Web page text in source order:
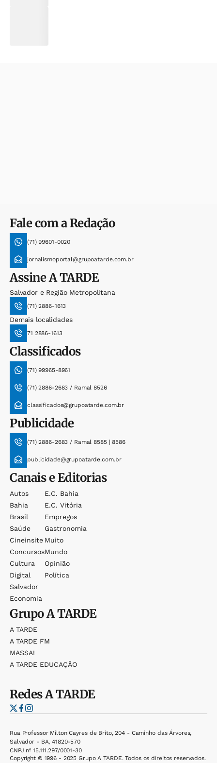
Fale com a Redação
(71) 99601-0020
jornalismoportal@grupoatarde.com.br
AssineA TARDE
Salvador e Região Metropolitana
(71) 2886-1613
Demais localidades
71 2886-1613
Classificados
(71) 99965-8961
(71) 2886-2683 / Ramal 8526
classificados@grupoatarde.com.br
Publicidade
(71) 2886-2683 / Ramal 8585 | 8586
publicidade@grupoatarde.com.br
Canais e Editorias
Autos
Bahia
Brasil
Saúde
Cineinsite
Concursos
Cultura
Digital
Salvador
Economia
E.c. Bahia
E.c. Vitória
Empregos
Gastronomia
Muito
Mundo
Opinião
Política
GrupoA TARDE
A TARDE
A TARDE FM
MASSA!
A TARDE EDUCAÇÃO
RedesA TARDE
Rua Professor Milton Cayres de Brito, 204 - Caminho das Árvores,
Salvador - BA, 41820-570
CNPJ nº 15.111.297/0001-30
Copyright © 1996 - 2025 Grupo A TARDE. Todos os direitos reservados.